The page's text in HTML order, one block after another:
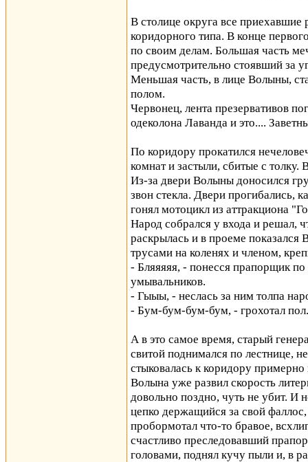
В столице округа все
коридорного типа. В конце
по своим делам. Большая часть
предусмотрительно стоявший за
Меньшая часть, в лице Волыны,
полом.
Червонец, лента презервативов
одеколона Лаванда и это....
По коридору прокатился
комнат и застыли, сбитые с
Из-за двери Волыны доносился
звон стекла. Двери прогибались,
гонял мотоцикл из аттракциона
Народ собрался у входа и решал,
раскрылась и в проеме
трусами на коленях и членом,
- Бляяяяя, - понесся прапорщик
умывальников.
- Гыыы, - неслась за ним толпа
- Бум-бум-бум-бум, - грохотал пол.
А в это самое время, старый
свитой поднимался по лестнице,
стыковалась к коридору
Волына уже развил скорость
довольно поздно, чуть не убит. И
цепко держащийся за свой
пробормотал что-то бравое,
счастливо преследовавший
головами, поднял кучу пыли и, в